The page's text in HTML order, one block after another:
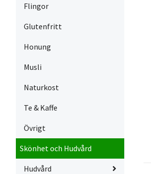
Flingor
Glutenfritt
Honung
Musli
Naturkost
Te & Kaffe
Övrigt
Skönhet och Hudvård
Hudvård